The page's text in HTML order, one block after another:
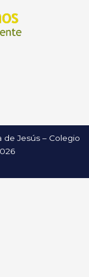
de Jesús – Colegio